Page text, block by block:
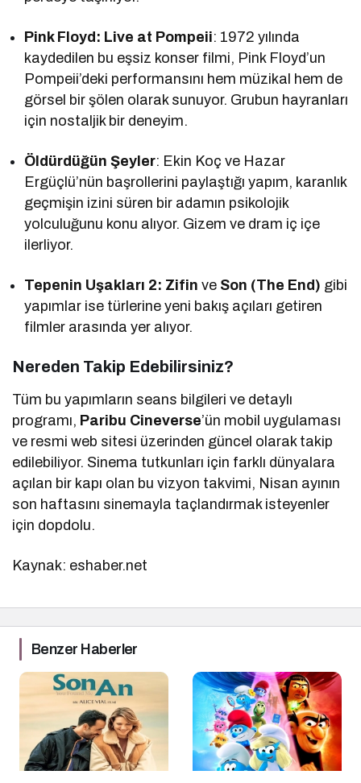
Pink Floyd: Live at Pompeii: 1972 yılında
kaydedilen bu eşsiz konser filmi, Pink Floyd’un
Pompeii’deki performansını hem müzikal hem de
görsel bir şölen olarak sunuyor. Grubun hayranları
için nostaljik bir deneyim.
Öldürdüğün Şeyler: Ekin Koç ve Hazar
Ergüçlü’nün başrollerini paylaştığı yapım, karanlık
geçmişin izini süren bir adamın psikolojik
yolculuğunu konu alıyor. Gizem ve dram iç içe
ilerliyor.
Tepenin Uşakları 2: Zifin ve Son (The End) gibi
yapımlar ise türlerine yeni bakış açıları getiren
filmler arasında yer alıyor.
Nereden Takip Edebilirsiniz?
Tüm bu yapımların seans bilgileri ve detaylı
programı, Paribu Cineverse’ün mobil uygulaması
ve resmi web sitesi üzerinden güncel olarak takip
edilebiliyor. Sinema tutkunları için farklı dünyalara
açılan bir kapı olan bu vizyon takvimi, Nisan ayının
son haftasını sinemayla taçlandırmak isteyenler
için dopdolu.
Kaynak: eshaber.net
Benzer Haberler